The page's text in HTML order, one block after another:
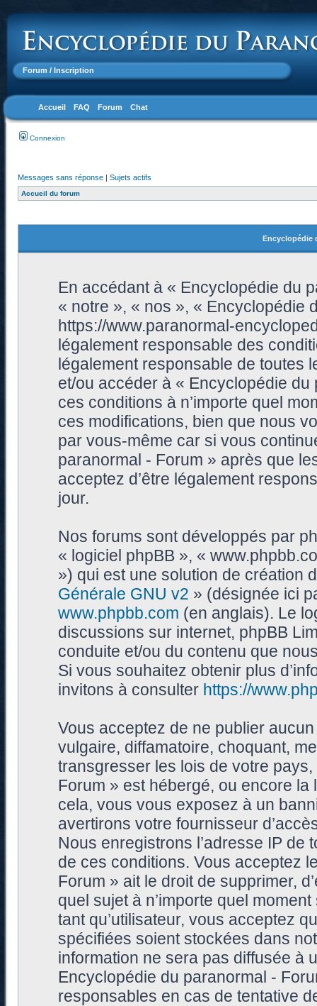
Forum / Inscription
Accueil FAQ Forum Chat
Connexion
Messages sans réponse | Sujets actifs
Accueil du forum
Encyclopédie
En accédant à « Encyclopédie du
« notre », « nos », « Encyclopédie
https://www.paranormal-
légalement responsable des
légalement responsable de toutes
et/ou accéder à « Encyclopédie
ces conditions à n’importe quel
ces modifications, bien que nous
par vous-même car si vous
paranormal - Forum » après que
acceptez d’être légalement
jour.
Nos forums sont développés par
« logiciel phpBB », «
») qui est une solution de création
Générale GNU v2 » (désignée ici
www.phpbb.com (en anglais). Le
discussions sur internet, phpBB
conduite et/ou du contenu que
Si vous souhaitez obtenir plus
invitons à consulter https://
Vous acceptez de ne publier
vulgaire, diffamatoire, choquant,
transgresser les lois de votre
Forum » est hébergé, ou encore
cela, vous vous exposez à un
avertirons votre fournisseur
Nous enregistrons l’adresse IP de
de ces conditions. Vous acceptez
Forum » ait le droit de supprimer,
quel sujet à n’importe quel
tant qu’utilisateur, vous acceptez
spécifiées soient stockées dans
information ne sera pas diffusée à
Encyclopédie du paranormal -
responsables en cas de tentative